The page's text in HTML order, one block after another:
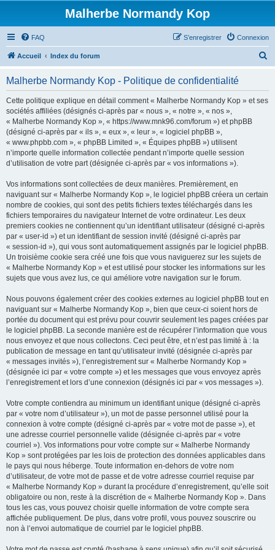
Malherbe Normandy Kop
FAQ Connexion
S’enregistrer
Accueil Index du forum
Malherbe Normandy Kop - Politique de confidentialité
Cette politique explique en détail comment « Malherbe Normandy Kop » et ses
sociétés affiliées (désignés ci-après par « nous », « notre », « nos »,
« Malherbe Normandy Kop », « https://www.mnk96.com/forum ») et phpBB
(désigné ci-après par « ils », « eux », « leur », « logiciel phpBB »,
« www.phpbb.com », « phpBB Limited », « Équipes phpBB ») utilisent
n’importe quelle information collectée pendant n’importe quelle session
d’utilisation de votre part (désignée ci-après par « vos informations »).
Vos informations sont collectées de deux manières. Premièrement, en
naviguant sur « Malherbe Normandy Kop », le logiciel phpBB créera un certain
nombre de cookies, qui sont des petits fichiers textes téléchargés dans les
fichiers temporaires du navigateur Internet de votre ordinateur. Les deux
premiers cookies ne contiennent qu’un identifiant utilisateur (désigné ci-après
par « user-id ») et un identifiant de session invité (désigné ci-après par
« session-id »), qui vous sont automatiquement assignés par le logiciel phpBB.
Un troisième cookie sera créé une fois que vous naviguerez sur les sujets de
« Malherbe Normandy Kop » et est utilisé pour stocker les informations sur les
sujets que vous avez lus, ce qui améliore votre navigation sur le forum.
Nous pouvons également créer des cookies externes au logiciel phpBB tout en
naviguant sur « Malherbe Normandy Kop », bien que ceux-ci soient hors de
portée du document qui est prévu pour couvrir seulement les pages créées par
le logiciel phpBB. La seconde manière est de récupérer l’information que vous
nous envoyez et que nous collectons. Ceci peut être, et n’est pas limité à : la
publication de message en tant qu’utilisateur invité (désignée ci-après par
« messages invités »), l’enregistrement sur « Malherbe Normandy Kop »
(désignée ici par « votre compte ») et les messages que vous envoyez après
l’enregistrement et lors d’une connexion (désignés ici par « vos messages »).
Votre compte contiendra au minimum un identifiant unique (désigné ci-après
par « votre nom d’utilisateur »), un mot de passe personnel utilisé pour la
connexion à votre compte (désigné ci-après par « votre mot de passe »), et
une adresse courriel personnelle valide (désignée ci-après par « votre
courriel »). Vos informations pour votre compte sur « Malherbe Normandy
Kop » sont protégées par les lois de protection des données applicables dans
le pays qui nous héberge. Toute information en-dehors de votre nom
d’utilisateur, de votre mot de passe et de votre adresse courriel requise par
« Malherbe Normandy Kop » durant la procédure d’enregistrement, qu’elle soit
obligatoire ou non, reste à la discrétion de « Malherbe Normandy Kop ». Dans
tous les cas, vous pouvez choisir quelle information de votre compte sera
affichée publiquement. De plus, dans votre profil, vous pouvez souscrire ou
non à l’envoi automatique de courriel par le logiciel phpBB.